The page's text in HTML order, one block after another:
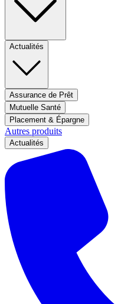
Actualités
Assurance de Prêt
Mutuelle Santé
Placement & Épargne
Autres produits
Actualités